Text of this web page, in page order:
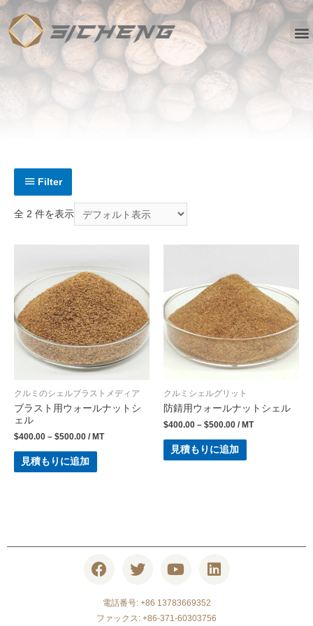
Filter
全 2 件を表示
クルミのシェルブラストメディア
ブラスト用ウォールナットシ
ェル
$400.00 – $500.00 / MT
見積もりに追加
クルミシェルグリット
防錆用ウォールナットシェル
$400.00 – $500.00 / MT
見積もりに追加
電話番号: +86 13783669352
ファックス: +86-371-60303756